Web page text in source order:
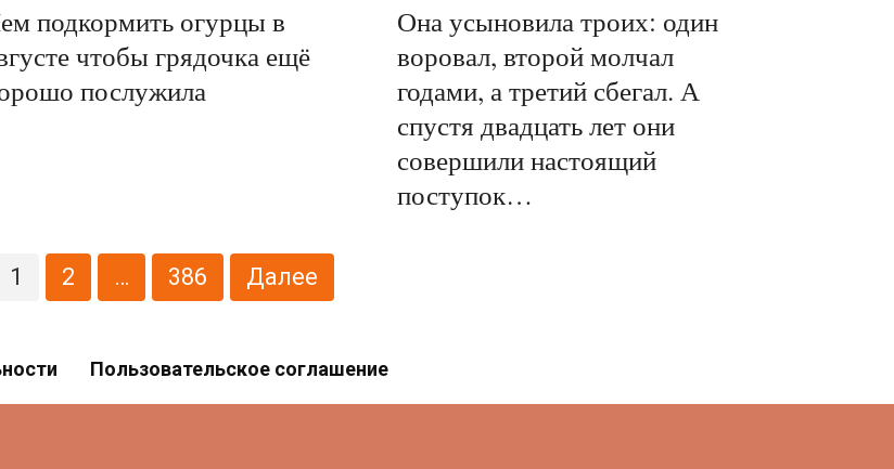
подкормить огурцы в
чтобы грядочка ещё
послужила
Она усыновила троих: один
воровал, второй молчал
годами, а третий сбегал. А
спустя двадцать лет они
совершили настоящий
поступок…
1 2 … 386 Далее
Пользовательское соглашение